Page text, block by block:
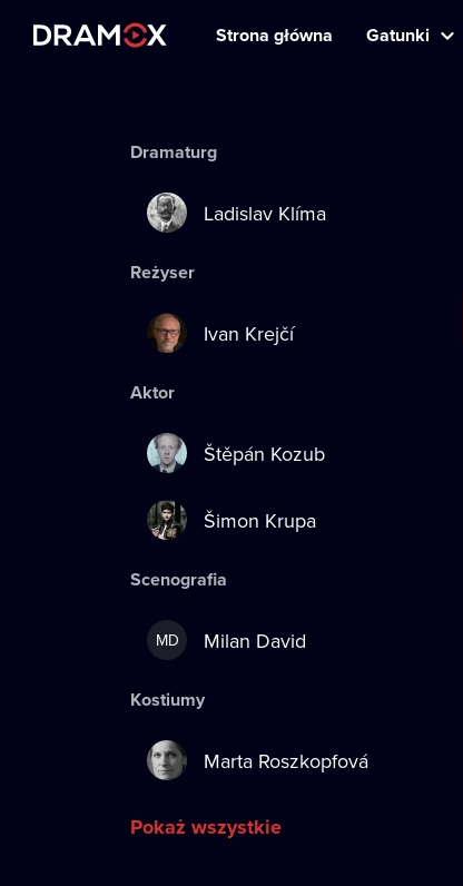
Strona główna Gatunki
Dramaturg
Ladislav Klíma
Reżyser
Ivan Krejčí
Aktor
Štěpán Kozub
Šimon Krupa
Scenografia
MD Milan David
Kostiumy
Marta Roszkopfová
Pokaż wszystkie